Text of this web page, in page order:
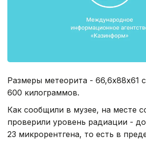
Размеры метеорита - 66,6х88х61
600 килограммов.
Как сообщили в музее, на месте
проверили уровень радиации -
23 микрорентгена, то есть в